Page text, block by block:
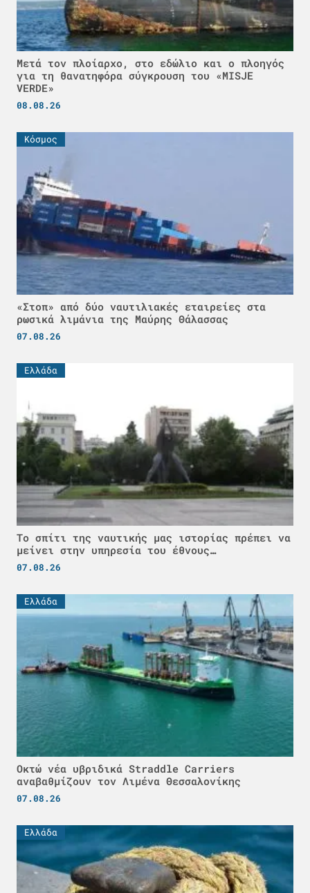
Μετά τον πλοίαρχο, στο εδώλιο και ο πλοηγός
για τη θανατηφόρα σύγκρουση του «MISJE
VERDE»
08.08.26
Κόσμος
«Στοπ» από δύο ναυτιλιακές εταιρείες στα
ρωσικά λιμάνια της Μαύρης Θάλασσας
07.08.26
Ελλάδα
Το σπίτι της ναυτικής μας ιστορίας πρέπει να
μείνει στην υπηρεσία του έθνους…
07.08.26
Ελλάδα
Οκτώ νέα υβριδικά Straddle Carriers
αναβαθμίζουν τον Λιμένα Θεσσαλονίκης
07.08.26
Ελλάδα